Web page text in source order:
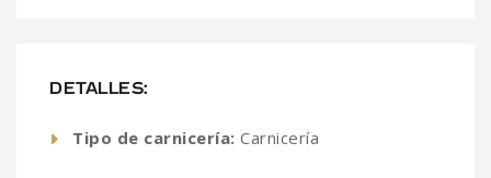
DETALLES:
Tipo de carnicería: Carnicería